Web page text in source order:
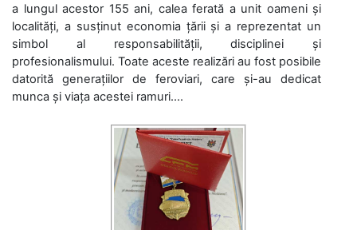
a lungul acestor 155 ani, calea ferată a unit oameni și
localități, a susținut economia țării și a reprezentat un
simbol al responsabilității, disciplinei și
profesionalismului. Toate aceste realizări au fost posibile
datorită generațiilor de feroviari, care și-au dedicat
munca și viața acestei ramuri....